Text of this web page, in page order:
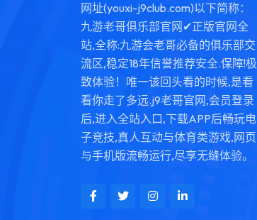
网址(youxi-j9club.com)以下简称：
九游老哥俱乐部官网✔正版官网全
站,全称:九游会老哥必备的俱乐部交
流区,稳定18年信誉推荐安全.保障!极
致体验！唯一该回头看的时候,是看
看你走了多远.j9老哥官网,会员登录
后,进入全站入口,下载APP后畅玩电
子竞技,真人互动与体育类游戏,网页
与手机版流畅运行,尽享无缝体验。